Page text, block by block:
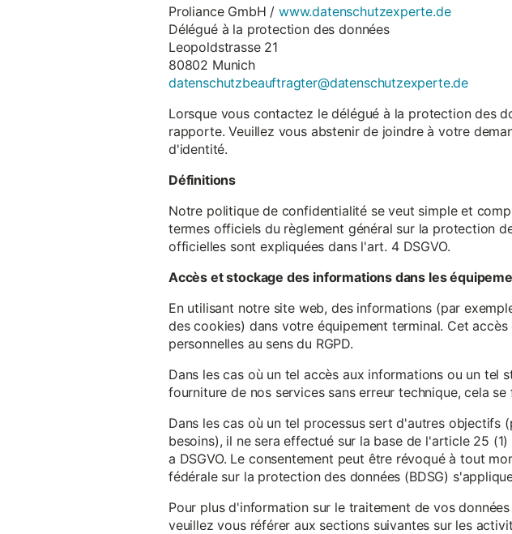
Proliance GmbH /www.datenschutzexperte.de
Délégué à la protection des données
Leopoldstrasse 21
80802 Munich
datenschutzbeauftragter@datenschutzexperte.de
Lorsque vous contactez le délégué à la protection des
rapporte. Veuillez vous abstenir de joindre à votre
d'identité.
Définitions
Notre politique de confidentialité se veut simple et
termes officiels du règlement général sur la protection
officielles sont expliquées dans l'art. 4 DSGVO.
Accès et stockage des informations dans les
En utilisant notre site web, des informations (par
des cookies) dans votre équipement terminal. Cet
personnelles au sens du RGPD.
Dans les cas où un tel accès aux informations ou un tel
fourniture de nos services sans erreur technique, cela
Dans les cas où un tel processus sert d'autres
besoins), il ne sera effectué sur la base de l'article 25
a DSGVO. Le consentement peut être révoqué à tout
fédérale sur la protection des données (BDSG)
Pour plus d'information sur le traitement de vos
veuillez vous référer aux sections suivantes sur les